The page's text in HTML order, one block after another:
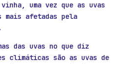
uma vez que as uvas
mais afetadas pela
das uvas no que diz
climáticas são as uvas de